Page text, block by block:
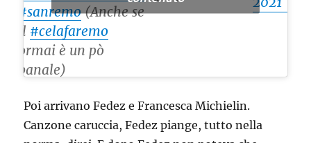
#sanremo(Anche se
il #celafaremo
ormai è un pò
banale)
Poi arrivano Fedez e Francesca Michielin.
Canzone caruccia, Fedez piange, tutto nella